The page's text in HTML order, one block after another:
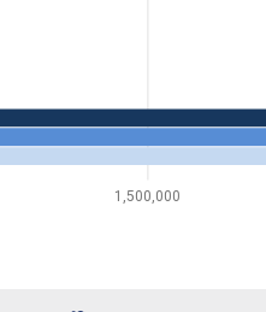
1,500,000